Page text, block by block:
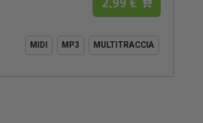
2,99 €
MIDI MP3 MULTITRACCIA